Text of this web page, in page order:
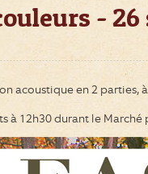
-
acoustique en 2 parties,
à 12h30 durant le